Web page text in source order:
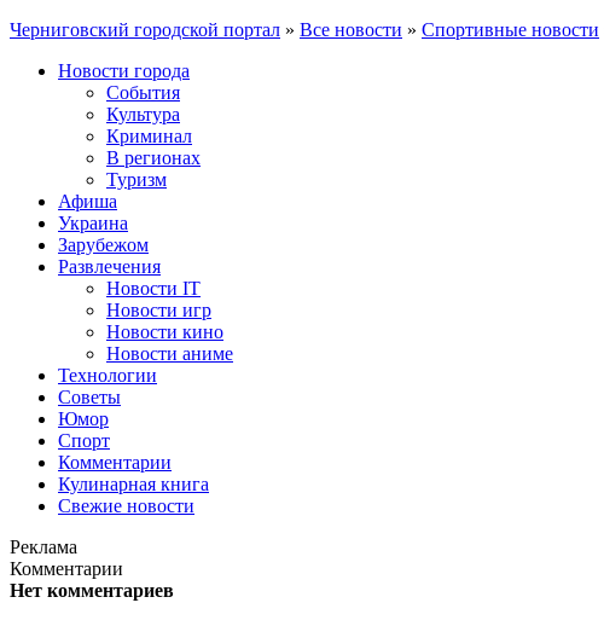
Черниговский городской портал » Все новости » Спортивные новости
Новости города
События
Культура
Криминал
В регионах
Туризм
Афиша
Украина
Зарубежом
Развлечения
Новости IT
Новости игр
Новости кино
Новости аниме
Технологии
Советы
Юмор
Спорт
Комментарии
Кулинарная книга
Свежие новости
Реклама
Комментарии
Нет комментариев